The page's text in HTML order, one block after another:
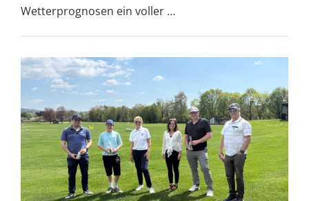
Wetterprognosen ein voller …